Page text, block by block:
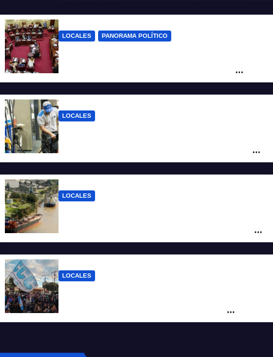
LOCALES PANORAMA POLÍTICO
Santa Fe
LOCALES
ciudad de Santa Fe: la nafta súper superó
los $2.100 y llenar el tanque cuesta más
LOCALES
posicionar los puertos del sur de Santa Fe
como salida para las exportaciones
LOCALES
sociales y sindicales